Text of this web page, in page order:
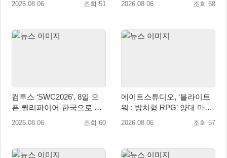
2026.08.06 조회 51 2026.08.06 조회 68
컴투스 ‘SWC2026’, 8일 오
픈 퀄리파이어-한국으로 시
즌 개막!
2026.08.06 조회 60
에이트스튜디오, ‘블라이트
워 : 방치형 RPG’ 양대 마켓
인기 순위 1위 달성
2026.08.06 조회 57